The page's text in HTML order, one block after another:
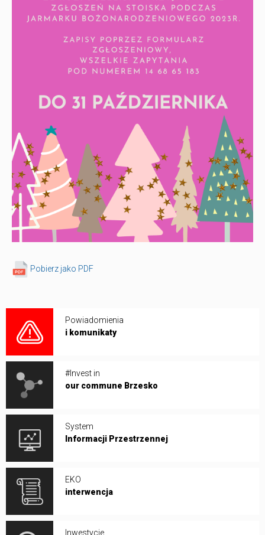
Pobierz jako PDF
Powiadomienia
i komunikaty
#Invest in
our commune Brzesko
System
Informacji Przestrzennej
EKO
interwencja
Inwestycje